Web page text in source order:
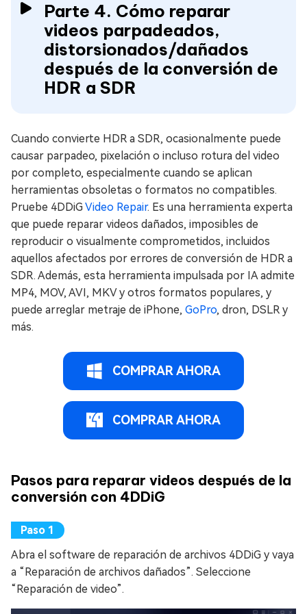
Parte 4. Cómo reparar
videos parpadeados,
distorsionados/dañados
después de la conversión de
HDR a SDR
Cuando convierte HDR a SDR, ocasionalmente puede
causar parpadeo, pixelación o incluso rotura del video
por completo, especialmente cuando se aplican
herramientas obsoletas o formatos no compatibles.
Pruebe 4DDiGVideo Repair. Es una herramienta experta
que puede reparar videos dañados, imposibles de
reproducir o visualmente comprometidos, incluidos
aquellos afectados por errores de conversión de HDR a
SDR. Además, esta herramienta impulsada por IA admite
MP4, MOV, AVI, MKV y otros formatos populares, y
puede arreglar metraje de iPhone, GoPro, dron, DSLR y
más.
COMPRAR AHORA
COMPRAR AHORA
Pasos para reparar videos después de la
conversión con 4DDiG
Abra el software de reparación de archivos 4DDiG y vaya
a “Reparación de archivos dañados”. Seleccione
“Reparación de video”.